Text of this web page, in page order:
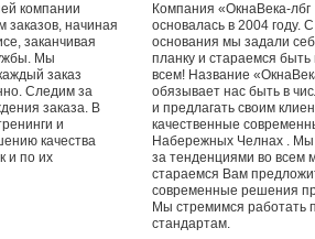
компании
заказов, начиная
заканчивая
Мы
заказ
Следим за
заказа. В
и
качества
и по их
Компания «ОкнаВека-
основалась в 2004 году.
основания мы задали
планку и стараемся быть
всем! Название
обязывает нас быть в
и предлагать своим
качественные
Набережных Челнах . Мы
за тенденциями во всем
стараемся Вам
современные решения
Мы стремимся работать
стандартам.